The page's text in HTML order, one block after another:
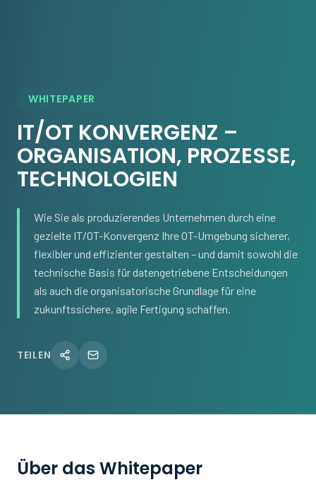
WHITEPAPER
IT/OT KONVERGENZ –
ORGANISATION, PROZESSE,
TECHNOLOGIEN
Wie Sie als produzierendes Unternehmen durch eine
gezielte IT/OT-Konvergenz Ihre OT-Umgebung sicherer,
flexibler und effizienter gestalten – und damit sowohl die
technische Basis für datengetriebene Entscheidungen
als auch die organisatorische Grundlage für eine
zukunftssichere, agile Fertigung schaffen.
TEILEN
Über das Whitepaper